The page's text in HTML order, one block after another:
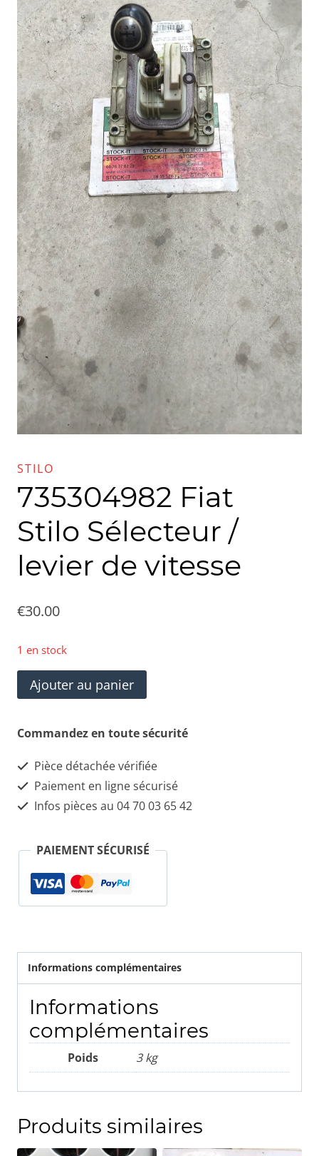
STILO
735304982 Fiat
Stilo Sélecteur /
levier de vitesse
€30.00
1 en stock
quantité
de
735304982
Stilo
Sélecteur
vitesse
Ajouter au panier
Commandez en toute sécurité
Pièce détachée vérifiée
Paiement en ligne sécurisé
Infos pièces au 04 70 03 65 42
PAIEMENT SÉCURISÉ
Informations complémentaires
Informations
complémentaires
Poids 3 kg
Produits similaires